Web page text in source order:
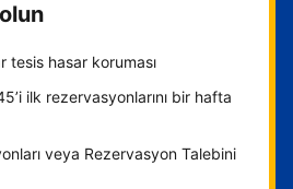
tesis hasar koruması
ilk rezervasyonlarını bir hafta
veya Rezervasyon Talebini